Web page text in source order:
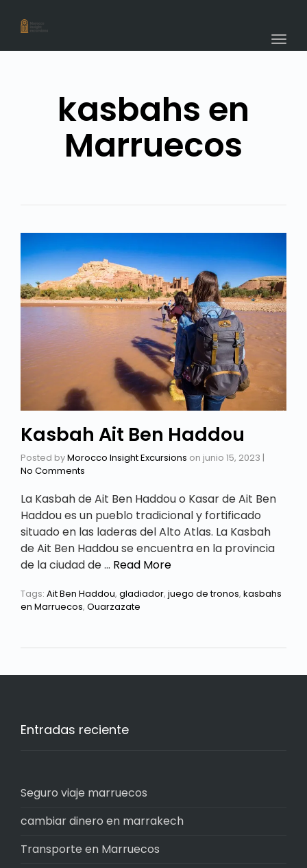
kasbahs en
Marruecos
Kasbah Ait Ben Haddou
Posted byMorocco Insight Excursions on junio 15, 2023 |
No Comments
La Kasbah de Ait Ben Haddou o Kasar de Ait Ben
Haddou es un pueblo tradicional y fortificado
situado en las laderas del Alto Atlas. La Kasbah
de Ait Ben Haddou se encuentra en la provincia
de la ciudad de … Read More
Tags: Ait Ben Haddou, gladiador, juego de tronos, kasbahs
en Marruecos, Ouarzazate
Entradas reciente
Seguro viaje marruecos
cambiar dinero en marrakech
Transporte en Marruecos